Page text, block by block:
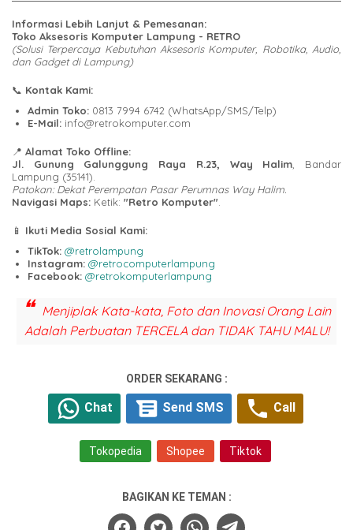
Informasi Lebih Lanjut & Pemesanan:
Toko Aksesoris Komputer Lampung - RETRO
(Solusi Terpercaya Kebutuhan Aksesoris Komputer, Robotika, Audio,
dan Gadget di Lampung)
📞 Kontak Kami:
Admin Toko: 0813 7994 6742 (WhatsApp/SMS/Telp)
E-Mail: info@retrokomputer.com
📍 Alamat Toko Offline:
Jl. Gunung Galunggung Raya R.23, Way Halim , Bandar
Lampung (35141).
Patokan: Dekat Perempatan Pasar Perumnas Way Halim.
Navigasi Maps: Ketik: "Retro Komputer"
📱 Ikuti Media Sosial Kami:
TikTok: @retrolampung
Instagram: @retrocomputerlampung
Facebook: @retrokomputerlampung
Menjiplak Kata-kata, Foto dan Inovasi Orang Lain
Adalah Perbuatan TERCELA dan TIDAK TAHU MALU!
ORDER SEKARANG :
Chat Send SMS Call
Tokopedia Shopee Tiktok
BAGIKAN KE TEMAN :